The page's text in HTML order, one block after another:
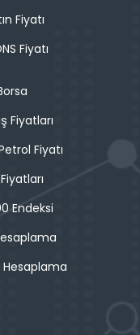
Fiyatı
Fiyatı
Fiyatları
Fiyatı
Endeksi
Hesaplama